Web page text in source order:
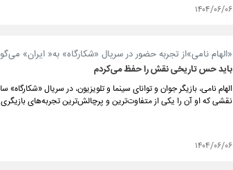
۱۴۰۴/۰۶/۰۶
«الهام نامی»‌از تجربه حضور در سریال «شکارگاه» به« ایران»
باید حس تاریخی نقش را حفظ می‌کردم
الهام نامی، بازیگر جوان و توانای سینما و تلویزیون، در سریال
نقشی که او آن را یکی از متفاوت‌ترین و پرچالش‌ترین تجربه‌های
۱۴۰۴/۰۶/۰۶